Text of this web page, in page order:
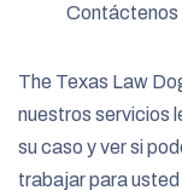
Contáctenos
The Texas Law
nuestros servicios
su caso y ver si
trabajar para